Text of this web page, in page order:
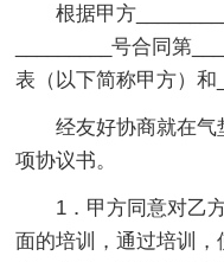
根据甲方
_________号合同第
表（以下简称甲方）和
经友好协商就在
项协议书。
1．甲方同意对乙
面的培训，通过培训